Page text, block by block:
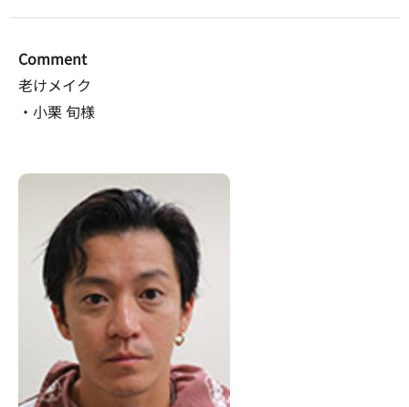
Comment
老けメイク
・小栗 旬様